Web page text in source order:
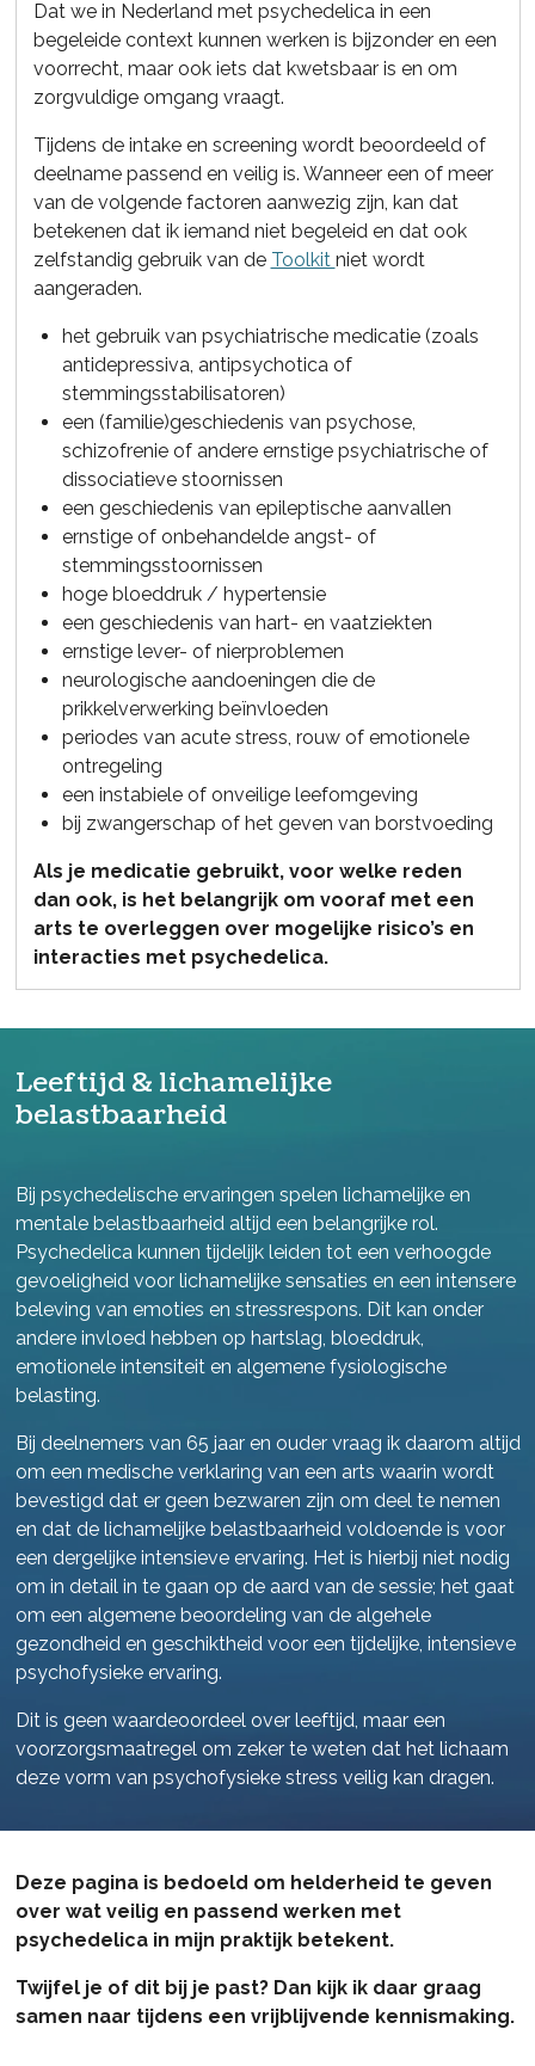
Dat we in Nederland met psychedelica in een
begeleide context kunnen werken is bijzonder en een
voorrecht, maar ook iets dat kwetsbaar is en om
zorgvuldige omgang vraagt.
Tijdens de intake en screening wordt beoordeeld of
deelname passend en veilig is. Wanneer een of meer
van de volgende factoren aanwezig zijn, kan dat
betekenen dat ik iemand niet begeleid en dat ook
zelfstandig gebruik van de Toolkit niet wordt
aangeraden.
het gebruik van psychiatrische medicatie (zoals
antidepressiva, antipsychotica of
stemmingsstabilisatoren)
een (familie)geschiedenis van psychose,
schizofrenie of andere ernstige psychiatrische of
dissociatieve stoornissen
een geschiedenis van epileptische aanvallen
ernstige of onbehandelde angst- of
stemmingsstoornissen
hoge bloeddruk / hypertensie
een geschiedenis van hart- en vaatziekten
ernstige lever- of nierproblemen
neurologische aandoeningen die de
prikkelverwerking beïnvloeden
periodes van acute stress, rouw of emotionele
ontregeling
een instabiele of onveilige leefomgeving
bij zwangerschap of het geven van borstvoeding
Als je medicatie gebruikt, voor welke reden
dan ook, is het belangrijk om vooraf met een
arts te overleggen over mogelijke risico’s en
interacties met psychedelica.
Leeftijd & lichamelijke
belastbaarheid
Bij psychedelische ervaringen spelen lichamelijke en
mentale belastbaarheid altijd een belangrijke rol.
Psychedelica kunnen tijdelijk leiden tot een verhoogde
gevoeligheid voor lichamelijke sensaties en een intensere
beleving van emoties en stressrespons. Dit kan onder
andere invloed hebben op hartslag, bloeddruk,
emotionele intensiteit en algemene fysiologische
belasting.
Bij deelnemers van 65 jaar en ouder vraag ik daarom altijd
om een medische verklaring van een arts waarin wordt
bevestigd dat er geen bezwaren zijn om deel te nemen
en dat de lichamelijke belastbaarheid voldoende is voor
een dergelijke intensieve ervaring. Het is hierbij niet nodig
om in detail in te gaan op de aard van de sessie; het gaat
om een algemene beoordeling van de algehele
gezondheid en geschiktheid voor een tijdelijke, intensieve
psychofysieke ervaring.
Dit is geen waardeoordeel over leeftijd, maar een
voorzorgsmaatregel om zeker te weten dat het lichaam
deze vorm van psychofysieke stress veilig kan dragen.
Deze pagina is bedoeld om helderheid te geven
over wat veilig en passend werken met
psychedelica in mijn praktijk betekent.
Twijfel je of dit bij je past? Dan kijk ik daar graag
samen naar tijdens een vrijblijvende kennismaking.